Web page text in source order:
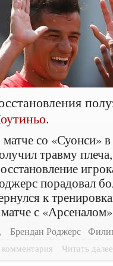
.
со «Суонси»
травму
порадовал
к
с
Брендан Роджерс
комментария Читать далее